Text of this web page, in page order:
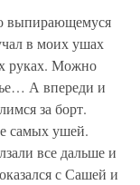
выпирающемуся
в моих ушах
руках. Можно
А впереди и
за борт.
самых ушей.
все дальше и
с Сашей и